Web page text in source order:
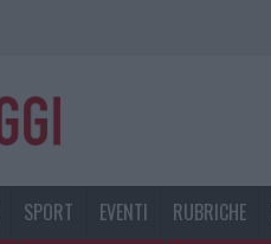
SPORT EVENTI RUBRICHE